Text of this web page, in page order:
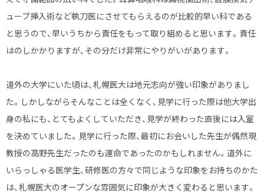
ューブ挿入術など執刀医にさせてもらえるのが比較的早い科である
と思うので、早いうちから責任をもって取り組めると思います。責任
はのしかかりますが、その分だけ非常にやりがいがあります。
道外の大学にいた頃は、札幌医大は地元志向が強い印象がありまし
た。しかしながらそんなことは全くなく、見学に行った際は他大学出
身の私にも、とてもよくしていただき、見学が終わった直後には入室
を決めていました。見学に行った際、最初にお会いした先生が偶然現
教授の高野先生だったのも運命であったのかもしれません。道外に
いらっしゃる医学生、研修医の方々で同じような印象をお持ちのかた
は、札幌医大のオープンな雰囲気に印象が大きく変わると思います。